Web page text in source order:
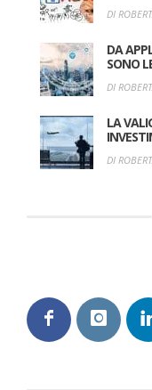
DI
DA
SONO
DI
LA
DI